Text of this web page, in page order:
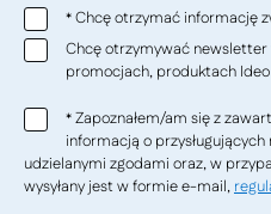
*Chcę otrzymać informację
Chcę otrzymywać
promocjach, produktach Ideo
*Zapoznałem/am się z
informacją o
udzielanymi zgodami oraz, w
wysyłany jest w formie e-mail,